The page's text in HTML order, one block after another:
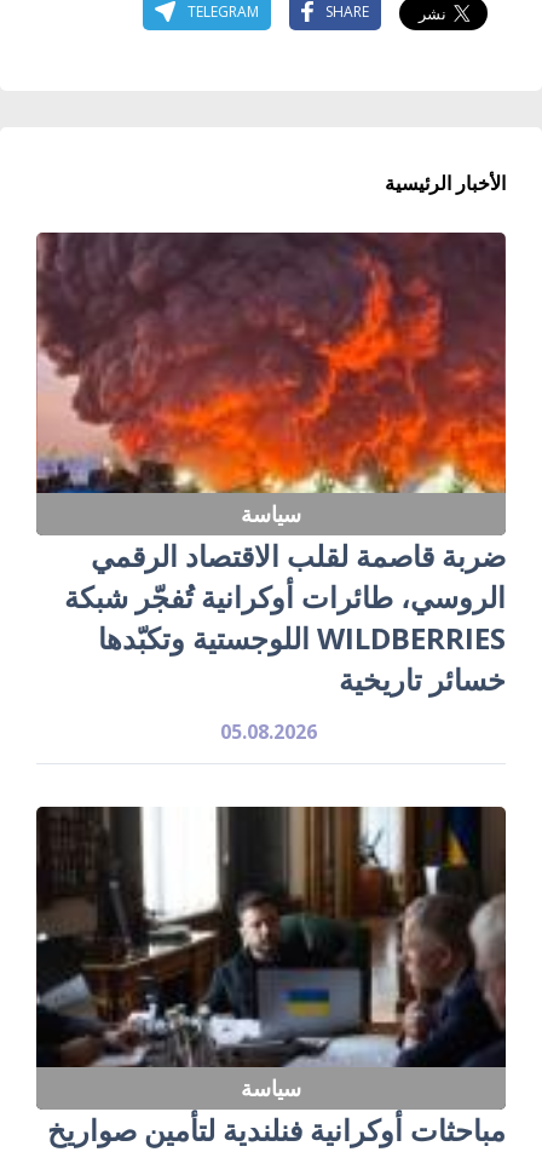
SHARE
TELEGRAM
الأخبار الرئيسية
سياسة
ضربة قاصمة لقلب الاقتصاد الرقمي
الروسي، طائرات أوكرانية تُفجّر شبكة
WILDBERRIES اللوجستية وتكبّدها
خسائر تاريخية
05.08.2026
سياسة
مباحثات أوكرانية فنلندية لتأمين صواريخ